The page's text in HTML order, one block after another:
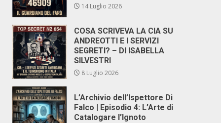
14 Luglio 2026
COSA SCRIVEVA LA CIA SU
ANDREOTTI E I SERVIZI
SEGRETI? – DI ISABELLA
SILVESTRI
8 Luglio 2026
L’Archivio dell’Ispettore Di
Falco | Episodio 4: L’Arte di
Catalogare l’Ignoto